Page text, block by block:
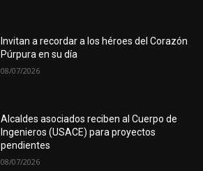
Invitan a recordar a los héroes del Corazón
Púrpura en su día
08/07/2026
Alcaldes asociados reciben al Cuerpo de
Ingenieros (USACE) para proyectos
pendientes
08/07/2026